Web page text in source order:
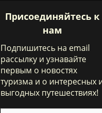
Присоединяйтесь к
нам
Подпишитесь на email
рассылку и узнавайте
первым о новостях
туризма и о интересных
выгодных путешествиях!